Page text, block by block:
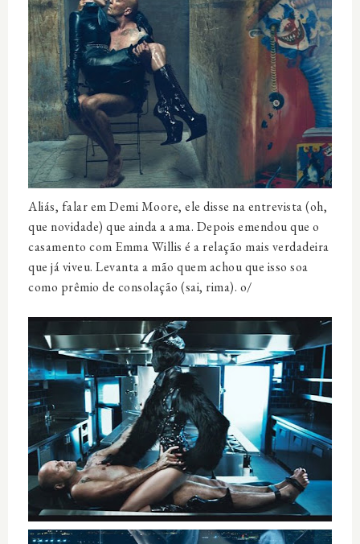
Aliás, falar em Demi Moore, ele disse na entrevista (oh,
que novidade) que ainda a ama. Depois emendou que o
casamento com Emma Willis é a relação mais verdadeira
que já viveu. Levanta a mão quem achou que isso soa
como prêmio de consolação (sai, rima). o/